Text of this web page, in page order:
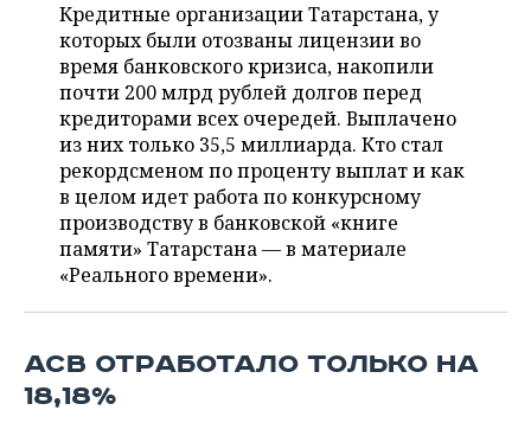
КОМУ ПРИНАДЛЕЖАТ
ТОРГОВЫЕ ЦЕНТРЫ
ТАТАРСТАНА
БЮДЖЕТ
АГРОПРОМ
МАШИНОСТРОЕНИЕ
НЕФТЕХИМИЯ
НЕФТЬ
ОПК
ЭНЕРГЕТИКА
НОВОСТИ АВТО
БИЗНЕС
НОВОСТИ БИЗНЕСА
РОЗНИЧНАЯ ТОРГОВЛЯ
ТРАНСПОРТ
УСЛУГИ
ТЕХНОЛОГИИ
НОВОСТИ ТЕХНОЛОГИЙ
МЕДИА
МЕРОПРИЯТИЯ
НОВОСТИ МЕРОПРИЯТИЙ
ВЫЕЗДНАЯ РЕДАКЦИЯ
СПОРТ
НОВОСТИ СПОРТА
ОБЩЕСТВО
СЮЖЕТЫ
Кредитные организации Татарстана, у
которых были отозваны лицензии во
время банковского кризиса, накопили
почти 200 млрд рублей долгов перед
кредиторами всех очередей. Выплачено
из них только 35,5 миллиарда. Кто стал
рекордсменом по проценту выплат и как
в целом идет работа по конкурсному
производству в банковской «книге
памяти» Татарстана — в материале
«Реального времени».
АСВ ОТРАБОТАЛО ТОЛЬКО НА
18,18%